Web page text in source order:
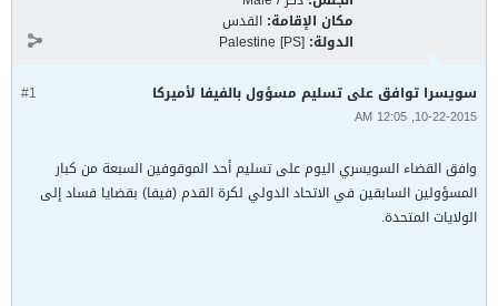
مكان الإقامة: القدس
الدولة: Palestine [PS]
#1 سويسرا توافق على تسليم مسؤول بالفيفا لأميركا
10-22-2015, 12:05 AM
وافق القضاء السويسري اليوم على تسليم أحد الموقوفين السبعة من كبار
المسؤولين السابقين في الاتحاد الدولي لكرة القدم (فيفا) بقضايا فساد إلى
الولايات المتحدة.